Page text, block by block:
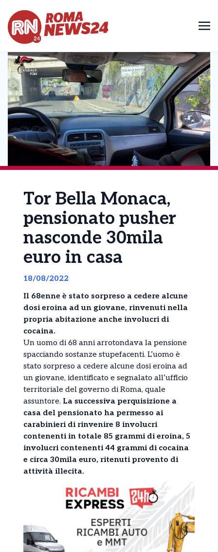
Tor Bella Monaca,
pensionato pusher
nasconde 30mila
euro in casa
18/08/2022
Il 68enne è stato sorpreso a cedere alcune
dosi eroina ad un giovane, rinvenuti nella
propria abitazione anche involucri di
cocaina.
Un uomo di 68 anni arrotondava la pensione
spacciando sostanze stupefacenti. L’uomo è
stato sorpreso a cedere alcune dosi eroina ad
un giovane, identificato e segnalato all’ufficio
territoriale del governo di Roma, quale
assuntore. La successiva perquisizione a
casa del pensionato ha permesso ai
carabinieri di rinvenire 8 involucri
contenenti in totale 85 grammi di eroina, 5
involucri contenenti 44 grammi di cocaina
e circa 30mila euro, ritenuti provento di
attività illecita.